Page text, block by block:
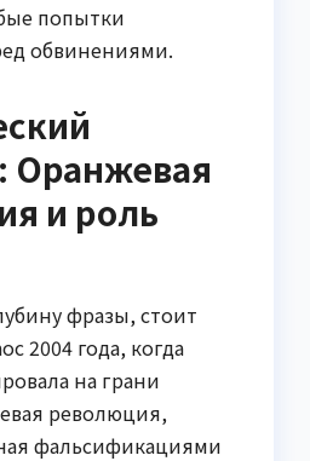
попытки
обвинениями.
Оранжевая
и роль
фразы, стоит
2004 года, когда
на грани
революция,
фальсификациями